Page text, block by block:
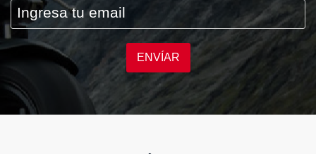
ENVÍAR